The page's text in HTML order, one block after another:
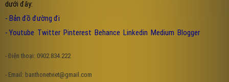
dưới đây:
- Bản đồ đường đi
- Youtube Twitter Pinterest Behance Linkedin Medium Blogger
- Điện thoại: 0902.834.222
- Email: banthonetviet@gmail.com